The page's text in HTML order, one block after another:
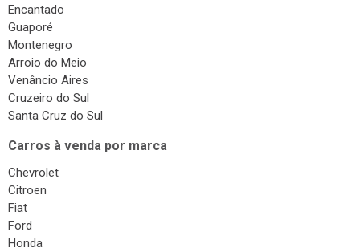
Despachante
Vistorias
Surdinas
Bombas Injetoras
Gás Veicular
Encantado
Guaporé
Montenegro
Arroio do Meio
Venâncio Aires
Cruzeiro do Sul
Santa Cruz do Sul
Carros à venda por marca
Chevrolet
Citroen
Fiat
Ford
Honda